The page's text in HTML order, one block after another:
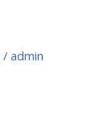
/admin